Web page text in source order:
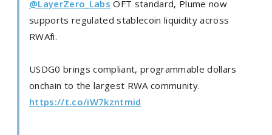
@LayerZero_Labs OFT standard, Plume now
supports regulated stablecoin liquidity across
RWAfi.
USDG0 brings compliant, programmable dollars
onchain to the largest RWA community.
https://t.co/iW7kzntmid